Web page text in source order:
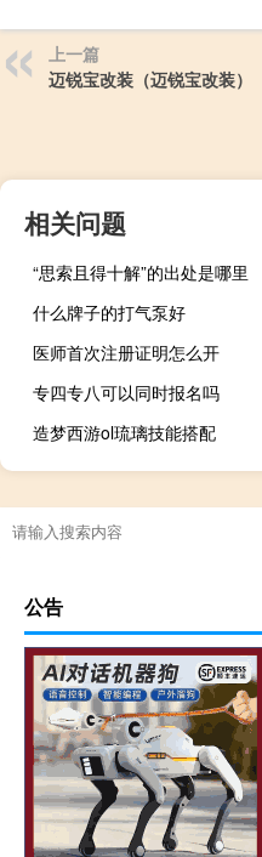
上一篇
迈锐宝改装（迈锐宝改装）
相关问题
“思索且得十解”的出处是哪里
什么牌子的打气泵好
医师首次注册证明怎么开
专四专八可以同时报名吗
造梦西游ol琉璃技能搭配
公告